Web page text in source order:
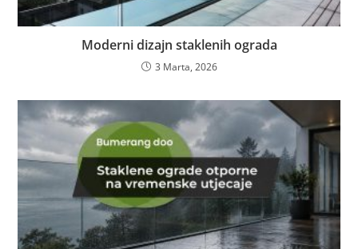
Moderni dizajn staklenih ograda
3 Marta, 2026